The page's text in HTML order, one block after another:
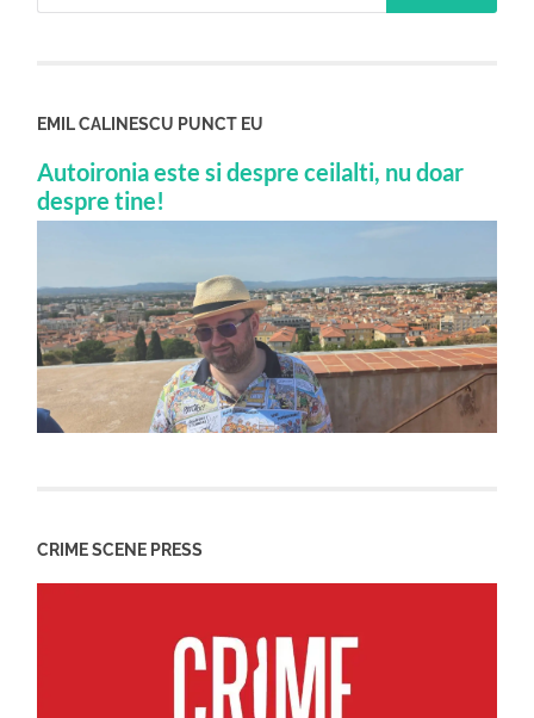
EMIL CALINESCU PUNCT EU
Autoironia este si despre ceilalti, nu doar
despre tine!
CRIME SCENE PRESS